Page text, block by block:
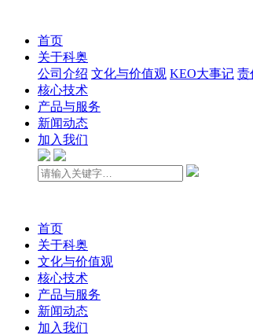
首页
关于科奥
公司介绍 文化与价值观 KEO大事记 责
核心技术
产品与服务
新闻动态
加入我们
首页
关于科奥
文化与价值观
核心技术
产品与服务
新闻动态
加入我们